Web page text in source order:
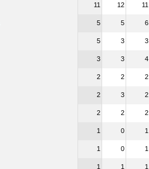
11 12 11
5 5 6
5 3 3
3 3 4
2 2 2
2 3 2
2 2 2
1 0 1
1 0 1
1 1 1